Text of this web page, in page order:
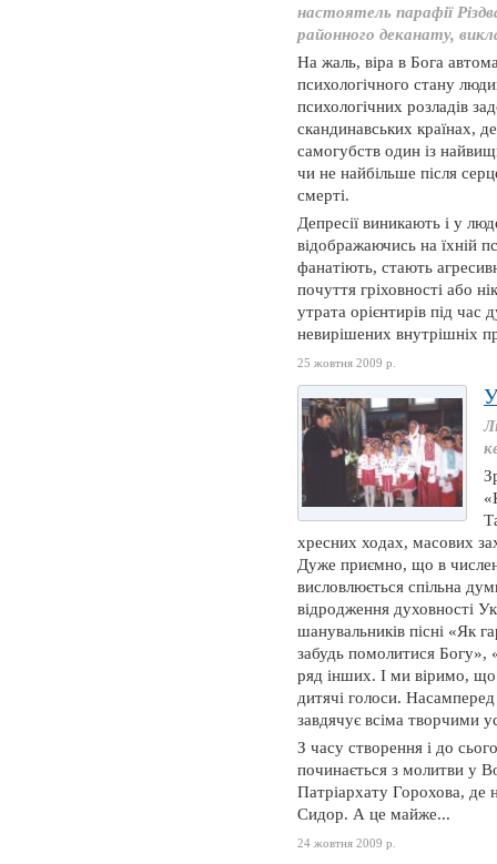
настоятель парафії
районного деканату,
На жаль, віра в Бога
психологічного стану
психологічних розладів
скандинавських країнах,
самогубств один із
чи не найбільше після
смерті.
Депресії виникають і у
відображаючись на їхній
фанатіють, стають
почуття гріховності або
утрата орієнтирів під час
невирішених внутрішніх
25 жовтня 2009 р.
хресних ходах, масових
Дуже приємно, що в
висловлюється спільна
відродження духовності
шанувальників пісні «Як
забудь помолитися Богу»,
ряд інших. І ми віримо, що
дитячі голоси.
завдячує всіма творчими
З часу створення і до
починається з молитви у
Патріархату Горохова, де
Сидор. А це майже...
24 жовтня 2009 р.